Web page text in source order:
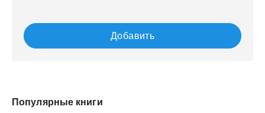
Добавить
Популярные книги